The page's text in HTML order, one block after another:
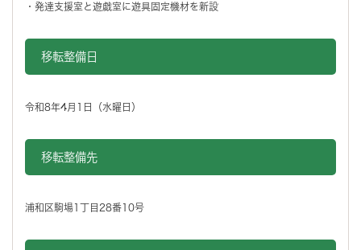
・発達支援室と遊戯室に遊具固定機材を新設
移転整備日
令和8年4月1日（水曜日）
移転整備先
浦和区駒場1丁目28番10号